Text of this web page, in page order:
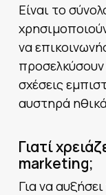
Είναι το
να
προσελκύσουν
σχέσεις
αυστηρά
Γιατί
marketing;
Για να